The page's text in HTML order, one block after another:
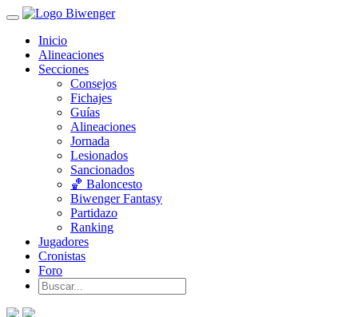
Inicio
Alineaciones
Secciones
Consejos
Fichajes
Guías
Alineaciones
Jornada
Lesionados
Sancionados
🏀 Baloncesto
Biwenger Fantasy
Partidazo
Ranking
Jugadores
Cronistas
Foro